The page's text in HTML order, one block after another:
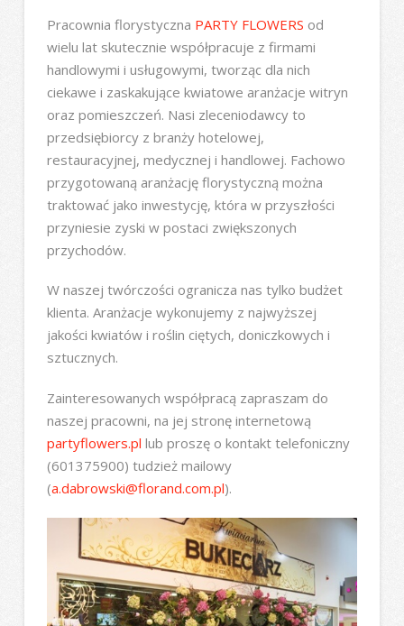
Pracownia florystyczna PARTY FLOWERS od
wielu lat skutecznie współpracuje z firmami
handlowymi i usługowymi, tworząc dla nich
ciekawe i zaskakujące kwiatowe aranżacje witryn
oraz pomieszczeń. Nasi zleceniodawcy to
przedsiębiorcy z branży hotelowej,
restauracyjnej, medycznej i handlowej. Fachowo
przygotowaną aranżację florystyczną można
traktować jako inwestycję, która w przyszłości
przyniesie zyski w postaci zwiększonych
przychodów.
W naszej twórczości ogranicza nas tylko budżet
klienta. Aranżacje wykonujemy z najwyższej
jakości kwiatów i roślin ciętych, doniczkowych i
sztucznych.
Zainteresowanych współpracą zapraszam do
naszej pracowni, na jej stronę internetową
partyflowers.pl lub proszę o kontakt telefoniczny
(601375900) tudzież mailowy
(a.dabrowski@florand.com.pl).